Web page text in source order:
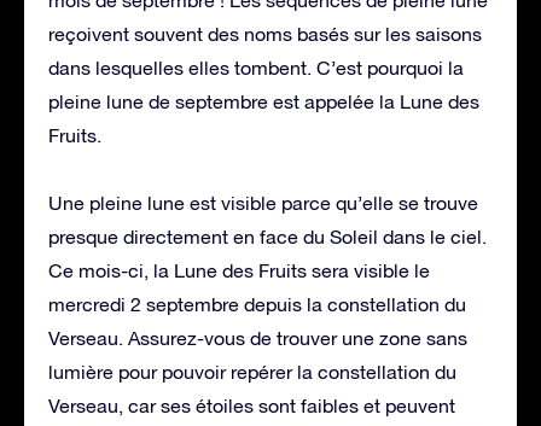
reçoivent souvent des noms basés sur les saisons
dans lesquelles elles tombent. C’est pourquoi la
pleine lune de septembre est appelée la Lune des
Fruits.
Une pleine lune est visible parce qu’elle se trouve
presque directement en face du Soleil dans le ciel.
Ce mois-ci, la Lune des Fruits sera visible le
mercredi 2 septembre depuis la constellation du
Verseau. Assurez-vous de trouver une zone sans
lumière pour pouvoir repérer la constellation du
Verseau, car ses étoiles sont faibles et peuvent